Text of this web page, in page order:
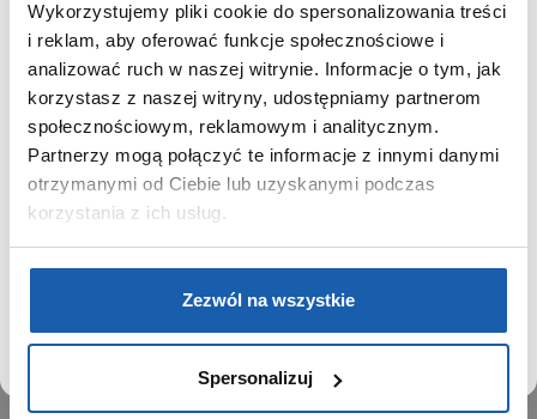
Wykorzystujemy pliki cookie do spersonalizowania treści
i reklam, aby oferować funkcje społecznościowe i
analizować ruch w naszej witrynie. Informacje o tym, jak
korzystasz z naszej witryny, udostępniamy partnerom
społecznościowym, reklamowym i analitycznym.
Partnerzy mogą połączyć te informacje z innymi danymi
otrzymanymi od Ciebie lub uzyskanymi podczas
korzystania z ich usług.
Zezwól na wszystkie
Spersonalizuj
GRUPA ZIBI
Historia
Misja, wizja i wartości Grupy Zibi
Ważne daty
Kariera
Zgoda na ciasteczka
PRODUKTY
Kalkulatory
SIECI SPRZEDAŻY
SZANOWNY UŻYTKOWNIKU,
SZANOWNA UŻYTKOWNICZKO
Używamy plików cookie w celach analitycznych,
statystycznych i marketingowych, w tym aby analizować
ruch w tej witrynie, optymalizować jej działanie oraz
zapamiętywać Twoje preferencje.